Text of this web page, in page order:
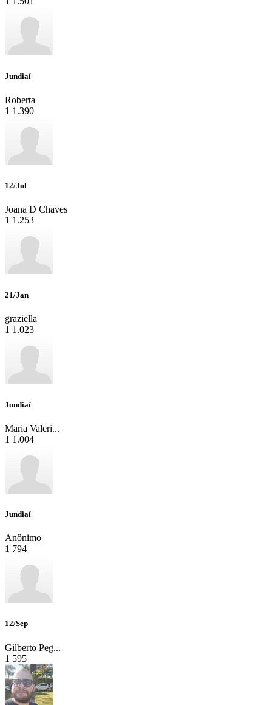
Jundiaí
Roberta
1 1.390
12/Jul
Joana D Chaves
1 1.253
21/Jan
graziella
1 1.023
Jundiaí
Maria Valeri...
1 1.004
Jundiaí
Anônimo
1 794
12/Sep
Gilberto Peg...
1 595